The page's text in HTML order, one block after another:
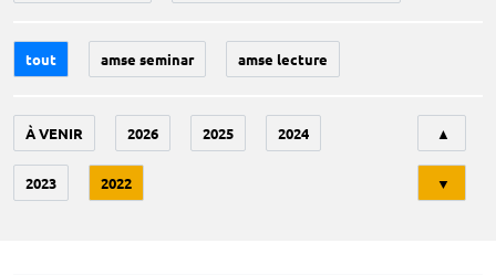
tout amse seminar amse lecture
À VENIR 2026 2025 2024
2023 2022
▲
▼